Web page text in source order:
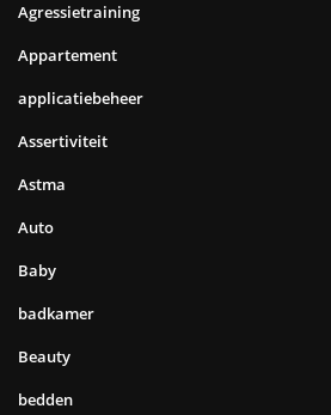
Agressietraining
Appartement
applicatiebeheer
Assertiviteit
Astma
Auto
Baby
badkamer
Beauty
bedden